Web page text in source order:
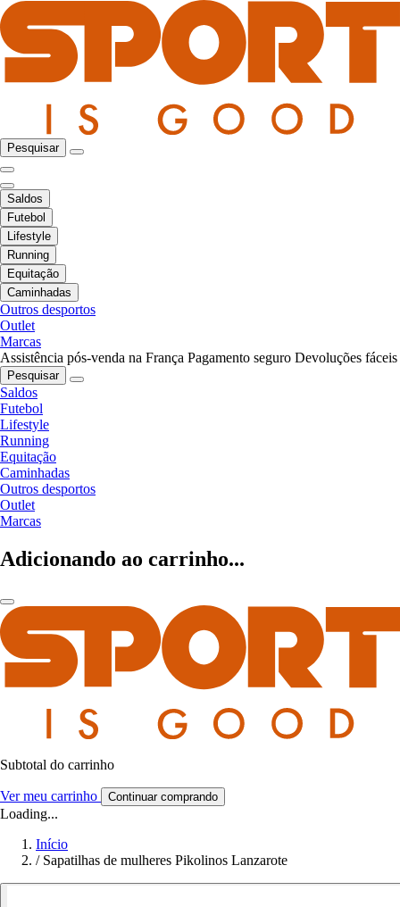
Pesquisar
Saldos
Futebol
Lifestyle
Running
Equitação
Caminhadas
Outros desportos
Outlet
Marcas
Assistência pós-venda na França Pagamento seguro Devoluções fáceis
Pesquisar
Saldos
Futebol
Lifestyle
Running
Equitação
Caminhadas
Outros desportos
Outlet
Marcas
Adicionando ao carrinho...
Subtotal do carrinho
Ver meu carrinho Continuar comprando
Loading...
Início
/ Sapatilhas de mulheres Pikolinos Lanzarote